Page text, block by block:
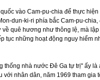
vào Cam-pu-chia để thực
dun-ki-ri phía bắc Cam-pu-
quê hương như thông lệ, mà
tục những hoạt động nguy hiểm
thống nhà nước Đê Ga tự trị" ấy là
với nhân dân, năm 1969 tham gia